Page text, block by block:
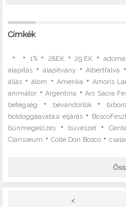
Címkék
• • 1%• 28EK•29.EK •
alapítás • alapítvány•Albertfalva
állás •álom • Amerika • Amoris
animátor •Argentína •Ars Sacra
betegség • bevándorlók•
boldoggáavatási eljárás •
bűnmegelőzés • bűvészet •
Clarisseum •Colle Don Bosco •
<